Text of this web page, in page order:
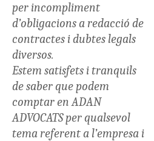
per incompliment
d’obligacions a redacció de
contractes i dubtes legals
diversos.
Estem satisfets i tranquils
de saber que podem
comptar en ADAN
ADVOCATS per qualsevol
tema referent a l’empresa i